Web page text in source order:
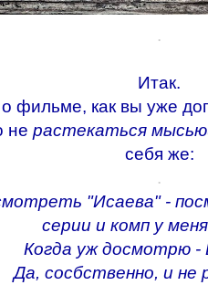
.
Итак.
фильме, как вы уже
не растекаться
себя же:
.
"Исаева" -
серии и комп у
Когда уж досмотрю -
Да, сосбственно, и не